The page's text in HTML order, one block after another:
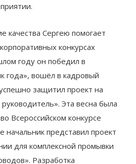
качества Сергею помогает
конкурсах
году он победил в
года», вошёл в кадровый
защитил проект на
Эта весна была
Всероссийском конкурсе
начальник представил проект
для комплексной промывки
Разработка